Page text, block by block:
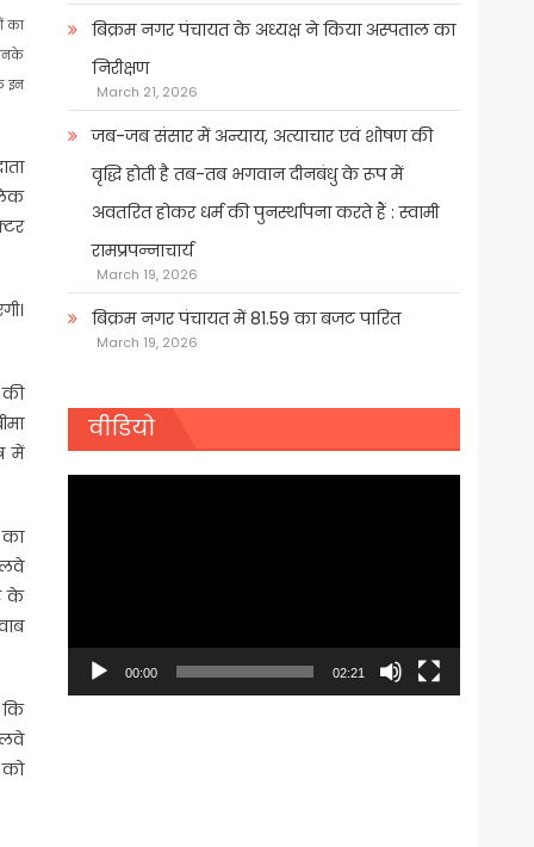
का
इन
की
में
के
कि
को
बिक्रम नगर पंचायत के अध्यक्ष ने किया अस्पताल का
निरीक्षण
March 21, 2026
जब-जब संसार में अन्याय, अत्याचार एवं शोषण की
वृद्धि होती है तब-तब भगवान दीनबंधु के रूप में
अवतरित होकर धर्म की पुनर्स्थापना करते हैं : स्वामी
रामप्रपन्नाचार्य
March 19, 2026
बिक्रम नगर पंचायत में 81.59 का बजट पारित
March 19, 2026
वीडियो
00:00 02:21